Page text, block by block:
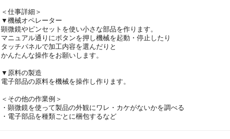
＜仕事詳細＞
▼機械オペレーター
顕微鏡やピンセットを使い小さな部品を作ります。
マニュアル通りにボタンを押し機械を起動・停止したり
タッチパネルで加工内容を選んだりと
かんたんな操作をお願いします。
▼原料の製造
電子部品の原料を機械を操作し作ります。
＜その他の作業例＞
・顕微鏡を使って製品の外観にワレ・カケがないかを調べる
・電子部品を種類ごとに梱包するなど